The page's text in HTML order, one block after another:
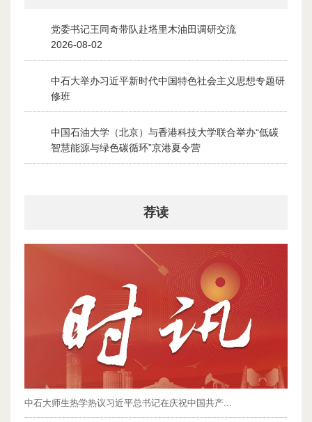
党委书记王同奇带队赴塔里木油田调研交流
2026-08-02
中石大举办习近平新时代中国特色社会主义思想专题研
修班
2026-07-28
中国石油大学（北京）与香港科技大学联合举办“低碳
智慧能源与绿色碳循环”京港夏令营
2026-07-30
荐读
中石大师生热学热议习近平总书记在庆祝中国共产...